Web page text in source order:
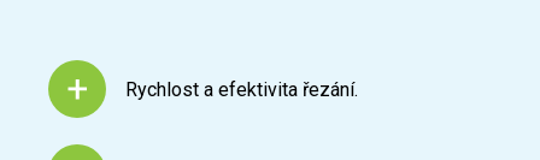
Rychlost a efektivita řezání.